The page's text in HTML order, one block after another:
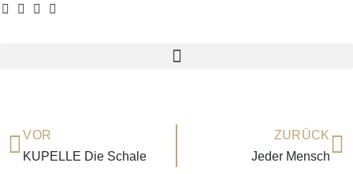
VOR
KUPELLE Die Schale
ZURÜCK
Jeder Mensch